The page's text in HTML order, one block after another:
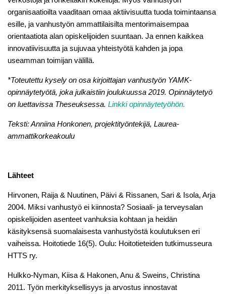
organisaatioilta vaaditaan omaa aktiivisuutta tuoda toimintaansa
esille, ja vanhustyön ammattilaisilta mentorimaisempaa
orientaatiota alan opiskelijoiden suuntaan. Ja ennen kaikkea
innovatiivisuutta ja sujuvaa yhteistyötä kahden ja jopa
useamman toimijan välillä.
*Toteutettu kysely on osa kirjoittajan vanhustyön YAMK-
opinnäytetyötä, joka julkaistiin joulukuussa 2019. Opinnäytetyö
on luettavissa Theseuksessa. Linkki opinnäytetyöhön.
Teksti: Anniina Honkonen, projektityöntekijä, Laurea-
ammattikorkeakoulu
Lähteet
Hirvonen, Raija & Nuutinen, Päivi & Rissanen, Sari & Isola, Arja
2004. Miksi vanhustyö ei kiinnosta? Sosiaali- ja terveysalan
opiskelijoiden asenteet vanhuksia kohtaan ja heidän
käsityksensä suomalaisesta vanhustyöstä koulutuksen eri
vaiheissa. Hoitotiede 16(5). Oulu: Hoitotieteiden tutkimusseura
HTTS ry.
Hulkko-Nyman, Kiisa & Hakonen, Anu & Sweins, Christina
2011. Työn merkityksellisyys ja arvostus innostavat